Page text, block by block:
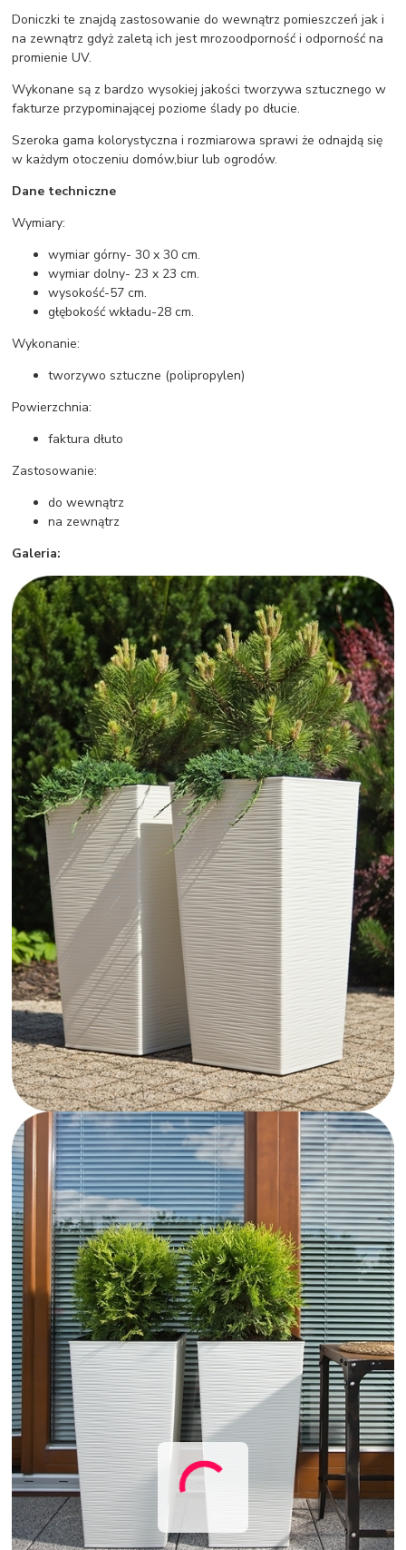
Doniczki te znajdą zastosowanie do wewnątrz pomieszczeń jak i
na zewnątrz gdyż zaletą ich jest mrozoodporność i odporność na
promienie UV.
Wykonane są z bardzo wysokiej jakości tworzywa sztucznego w
fakturze przypominającej poziome ślady po dłucie.
Szeroka gama kolorystyczna i rozmiarowa sprawi że odnajdą się
w każdym otoczeniu domów,biur lub ogrodów.
Dane techniczne
Wymiary:
wymiar górny- 30 x 30 cm.
wymiar dolny- 23 x 23 cm.
wysokość-57 cm.
głębokość wkładu-28 cm.
Wykonanie:
tworzywo sztuczne (polipropylen)
Powierzchnia:
faktura dłuto
Zastosowanie:
do wewnątrz
na zewnątrz
Galeria: